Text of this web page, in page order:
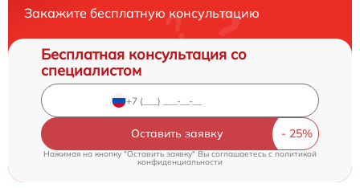
Закажите бесплатную консультацию
Бесплатная консультация со
специалистом
Оставить заявку
Нажимая на кнопку "Оставить заявку" Вы соглашаетесь cполитикой
конфиденциальности